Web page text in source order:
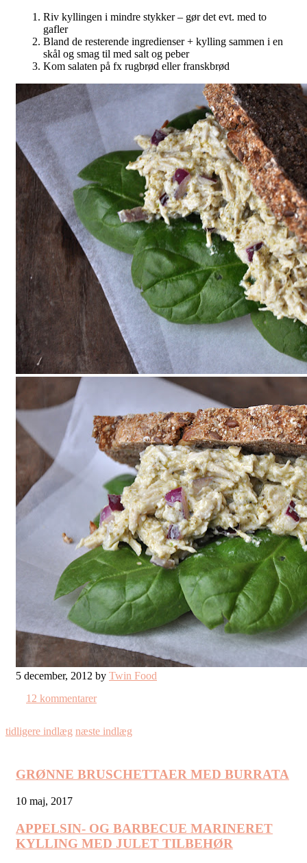
Riv kyllingen i mindre stykker – gør det evt. med to
gafler
Bland de resterende ingredienser + kylling sammen i en
skål og smag til med salt og peber
Kom salaten på fx rugbrød eller franskbrød
5 december, 2012 by Twin Food
12 kommentarer
tidligere indlæg næste indlæg
GRØNNE BRUSCHETTAER MED BURRATA
10 maj, 2017
APPELSIN- OG BARBECUE MARINERET
KYLLING MED JULET TILBEHØR